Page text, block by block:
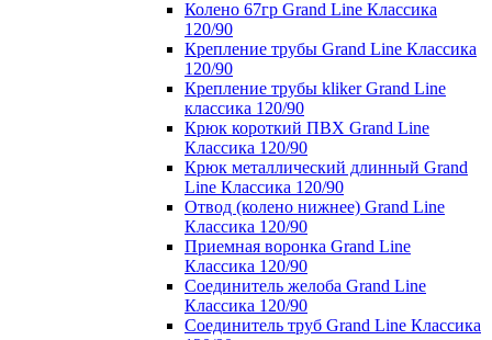
Колено 67гр Grand Line Классика
120/90
Крепление трубы Grand Line Классика
120/90
Крепление трубы kliker Grand Line
классика 120/90
Крюк короткий ПВХ Grand Line
Классика 120/90
Крюк металлический длинный Grand
Line Классика 120/90
Отвод (колено нижнее) Grand Line
Классика 120/90
Приемная воронка Grand Line
Классика 120/90
Соединитель желоба Grand Line
Классика 120/90
Соединитель труб Grand Line Классика